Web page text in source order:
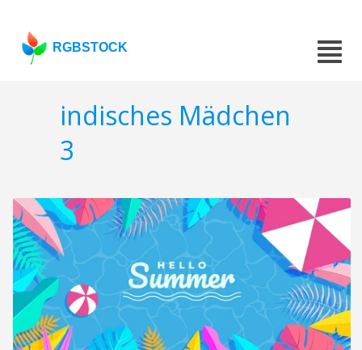
RGBSTOCK
indisches Mädchen
3